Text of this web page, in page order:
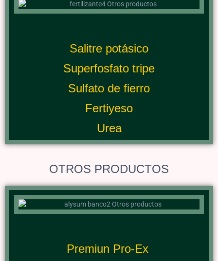
Salitre potásico
Superfosfato tripe
Sulfato de fierro
Fertiyeso
Urea
OTROS PRODUCTOS
Premiun Pro-Ex